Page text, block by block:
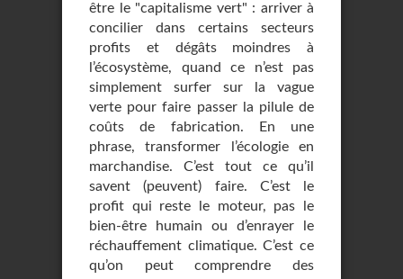
être le "capitalisme vert" : arriver à
concilier dans certains secteurs
profits et dégâts moindres à
l’écosystème, quand ce n’est pas
simplement surfer sur la vague
verte pour faire passer la pilule de
coûts de fabrication. En une
phrase, transformer l’écologie en
marchandise. C’est tout ce qu’il
savent (peuvent) faire. C’est le
profit qui reste le moteur, pas le
bien-être humain ou d’enrayer le
réchauffement climatique. C’est ce
qu’on peut comprendre des